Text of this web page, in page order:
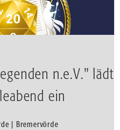
n.e.V." lädt
ein
| Bremervörde